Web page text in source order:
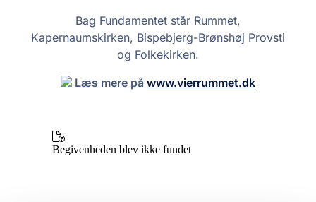
Bag Fundamentet står Rummet,
Kapernaumskirken, Bispebjerg-Brønshøj Provsti
og Folkekirken.
Læs mere på www.vierrummet.dk